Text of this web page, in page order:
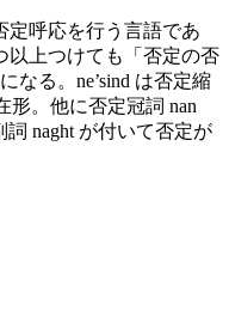
定呼応を行う言語であ
以上つけても「否定の否
なる。ne’sind は否定縮
形。他に否定冠詞 nan
naght が付いて否定が